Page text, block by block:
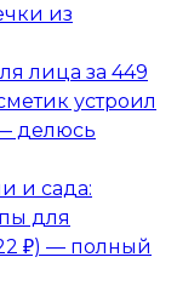
из
лица за 449
устроил
делюсь
и сада:
для
₽) — полный